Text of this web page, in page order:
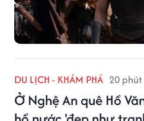
DU LỊCH - KHÁM PHÁ 20
Ở Nghệ An quê Hồ